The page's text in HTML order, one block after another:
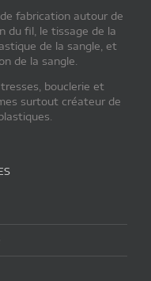
fabrication autour de
du fil, le tissage de la
de la sangle, et
de la sangle.
bouclerie et
surtout créateur de